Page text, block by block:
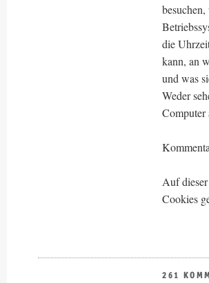
die
kann, an
und was
Weder
Computer
Auf
Cookies
261